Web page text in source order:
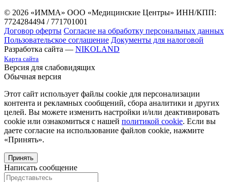
© 2026 «ИММА» ООО «Медицинские Центры» ИНН/КПП:
7724284494 / 771701001
Договор оферты Согласие на обработку персональных данных
Пользовательское соглашение Документы для налоговой
Разработка сайта — NIKOLAND
Карта сайта
Версия для слабовидящих
Обычная версия
Этот сайт использует файлы cookie для персонализации
контента и рекламных сообщений, сбора аналитики и других
целей. Вы можете изменить настройки и/или деактивировать
cookie или ознакомиться с нашей политикой cookie. Если вы
даете согласие на использование файлов cookie, нажмите
«Принять».
Принять
Написать сообщение